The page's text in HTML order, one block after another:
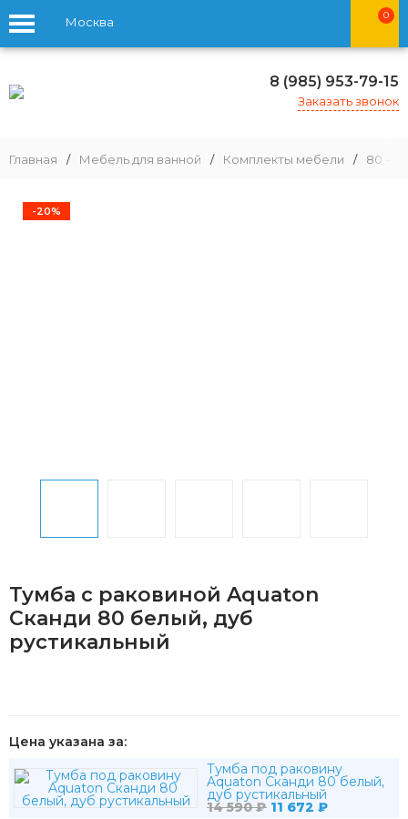
Москва 0
8 (985) 953-79-15
Заказать звонок
Главная / Мебель для ванной / Комплекты мебели / 80 -
-20%
Тумба с раковиной Aquaton
Сканди 80 белый, дуб
рустикальный
Цена указана за:
Тумба под раковину
Aquaton Сканди 80 белый,
дуб рустикальный
14 590₽ 11 672 ₽